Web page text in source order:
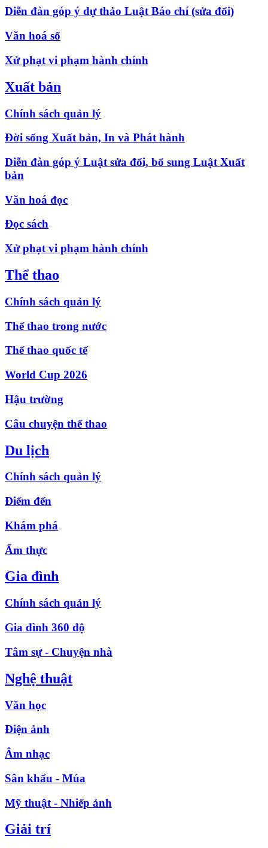
Diễn đàn góp ý dự thảo Luật Báo chí (sửa đổi)
Văn hoá số
Xử phạt vi phạm hành chính
Xuất bản
Chính sách quản lý
Đời sống Xuất bản, In và Phát hành
Diễn đàn góp ý Luật sửa đổi, bổ sung Luật Xuất
bản
Văn hoá đọc
Đọc sách
Xử phạt vi phạm hành chính
Thể thao
Chính sách quản lý
Thể thao trong nước
Thể thao quốc tế
World Cup 2026
Hậu trường
Câu chuyện thể thao
Du lịch
Chính sách quản lý
Điểm đến
Khám phá
Ẩm thực
Gia đình
Chính sách quản lý
Gia đình 360 độ
Tâm sự - Chuyện nhà
Nghệ thuật
Văn học
Điện ảnh
Âm nhạc
Sân khấu - Múa
Mỹ thuật - Nhiếp ảnh
Giải trí